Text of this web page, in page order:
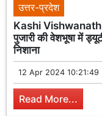
उत्तर-प्रदेश
Kashi Vishwanath
पुजारी की वेशभूषा में
निशाना
12 Apr 2024 10:21:49
Read More...